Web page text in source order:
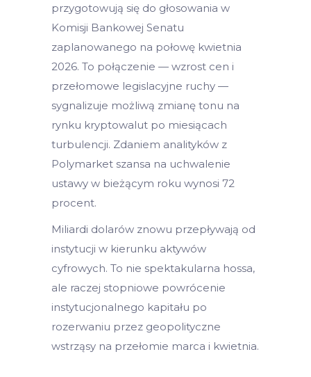
przygotowują się do głosowania w
Komisji Bankowej Senatu
zaplanowanego na połowę kwietnia
2026. To połączenie — wzrost cen i
przełomowe legislacyjne ruchy —
sygnalizuje możliwą zmianę tonu na
rynku kryptowalut po miesiącach
turbulencji. Zdaniem analityków z
Polymarket szansa na uchwalenie
ustawy w bieżącym roku wynosi 72
procent.
Miliardi dolarów znowu przepływają od
instytucji w kierunku aktywów
cyfrowych. To nie spektakularna hossa,
ale raczej stopniowe powrócenie
instytucjonalnego kapitału po
rozerwaniu przez geopolityczne
wstrząsy na przełomie marca i kwietnia.